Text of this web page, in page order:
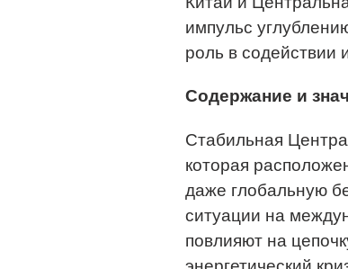
импульс
роль в содействии
Содержание и
Стабильная
которая
даже глобальную
ситуации на
повлияют на
энергетический